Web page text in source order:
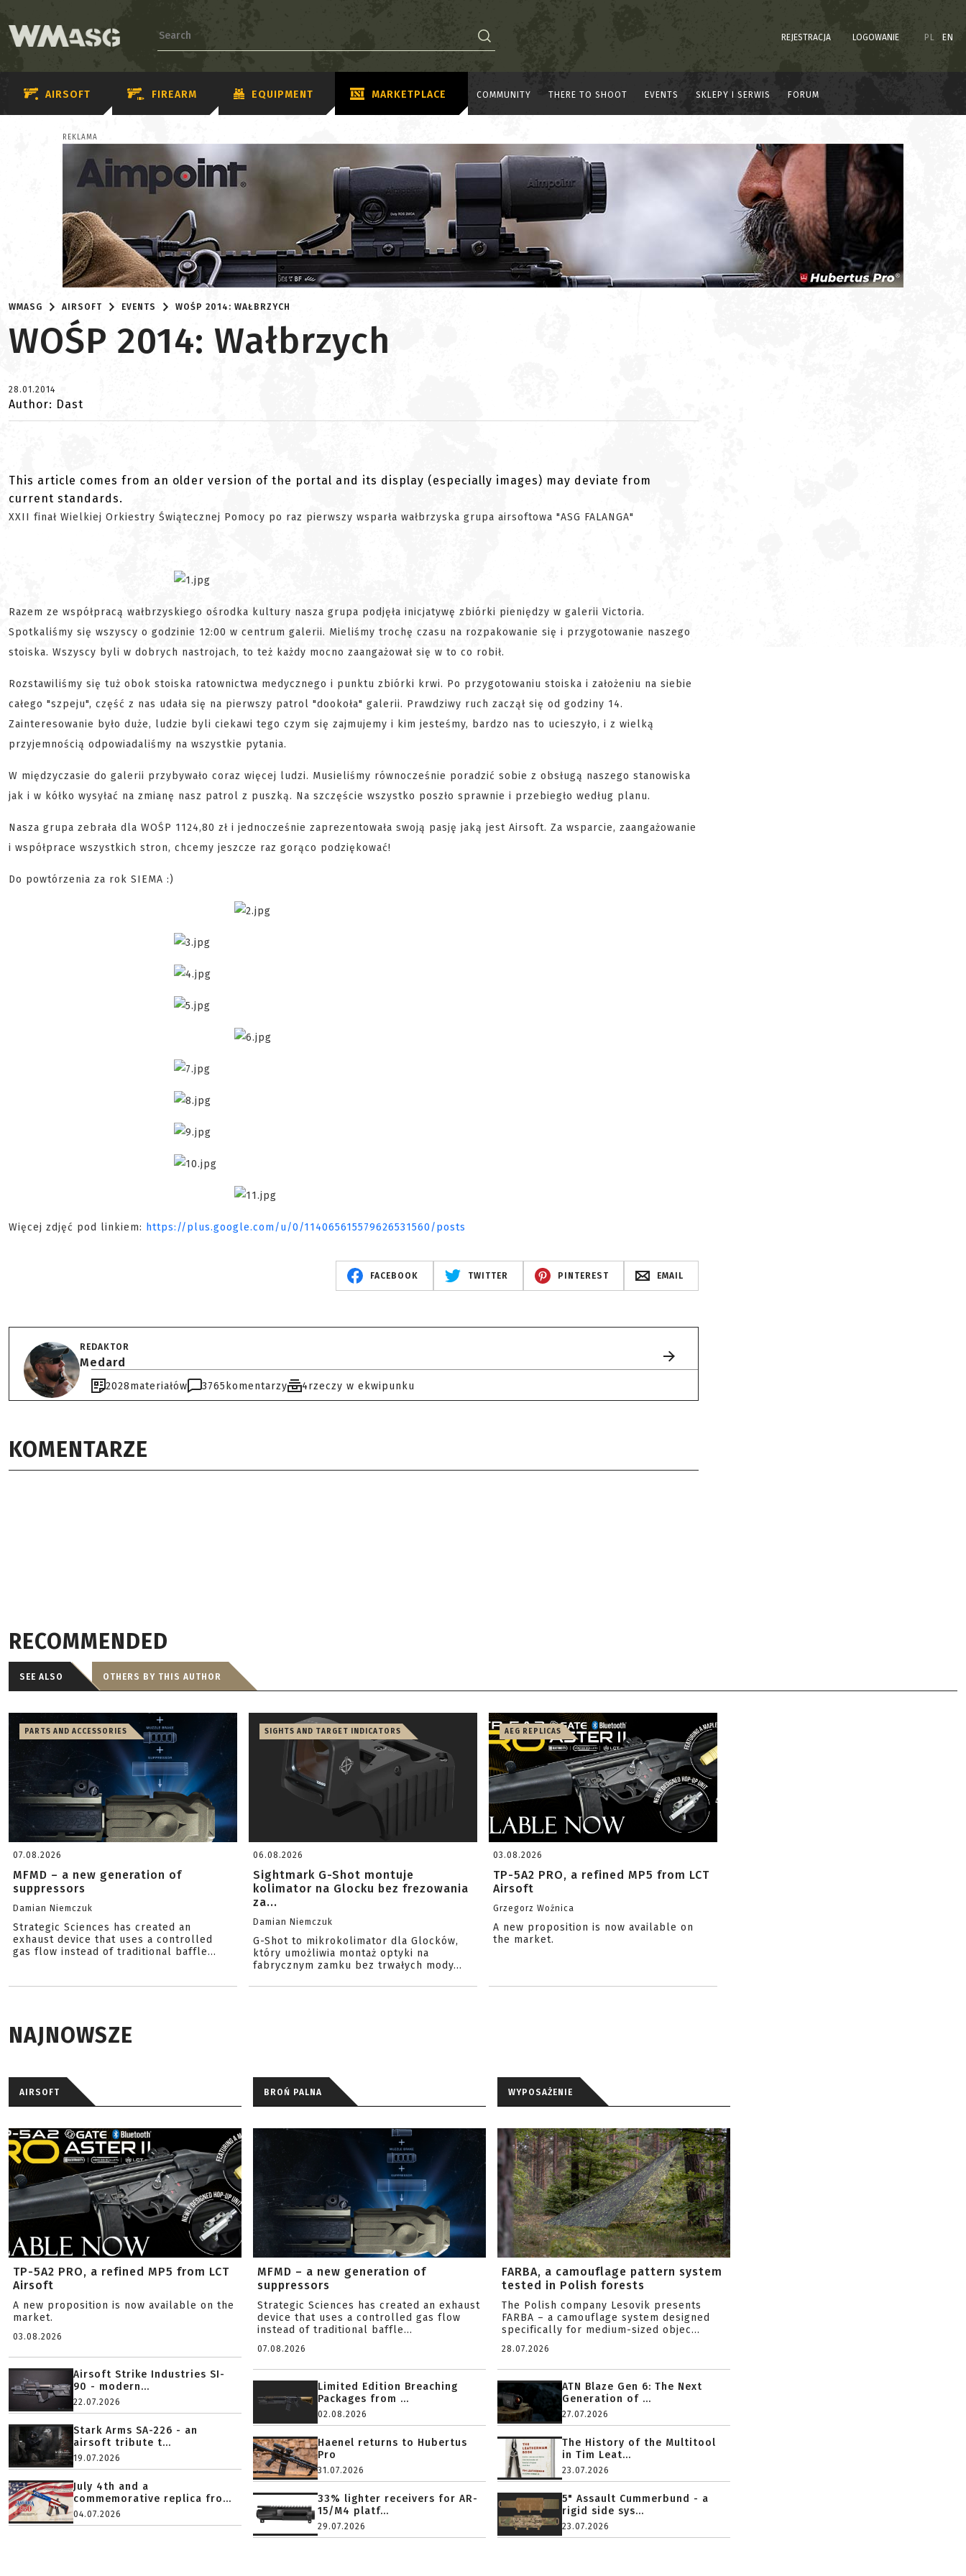
REJESTRACJA LOGOWANIE PL EN
AIRSOFT FIREARM EQUIPMENT MARKETPLACE COMMUNITY THERE TO SHOOT EVENTS SKLEPY I SERWIS FORUM
REKLAMA
WMASG AIRSOFT EVENTS WOŚP 2014: WAŁBRZYCH
WOŚP 2014: Wałbrzych
28.01.2014
Author: Dast
This article comes from an older version of the portal and its display (especially images) may deviate from
current standards.
XXII finał Wielkiej Orkiestry Świątecznej Pomocy po raz pierwszy wsparła wałbrzyska grupa airsoftowa "ASG FALANGA"
Razem ze współpracą wałbrzyskiego ośrodka kultury nasza grupa podjęła inicjatywę zbiórki pieniędzy w galerii Victoria.
Spotkaliśmy się wszyscy o godzinie 12:00 w centrum galerii. Mieliśmy trochę czasu na rozpakowanie się i przygotowanie naszego
stoiska. Wszyscy byli w dobrych nastrojach, to też każdy mocno zaangażował się w to co robił.
Rozstawiliśmy się tuż obok stoiska ratownictwa medycznego i punktu zbiórki krwi. Po przygotowaniu stoiska i założeniu na siebie
całego "szpeju", część z nas udała się na pierwszy patrol "dookoła" galerii. Prawdziwy ruch zaczął się od godziny 14.
Zainteresowanie było duże, ludzie byli ciekawi tego czym się zajmujemy i kim jesteśmy, bardzo nas to ucieszyło, i z wielką
przyjemnością odpowiadaliśmy na wszystkie pytania.
W międzyczasie do galerii przybywało coraz więcej ludzi. Musieliśmy równocześnie poradzić sobie z obsługą naszego stanowiska
jak i w kółko wysyłać na zmianę nasz patrol z puszką. Na szczęście wszystko poszło sprawnie i przebiegło według planu.
Nasza grupa zebrała dla WOŚP 1124,80 zł i jednocześnie zaprezentowała swoją pasję jaką jest Airsoft. Za wsparcie, zaangażowanie
i współprace wszystkich stron, chcemy jeszcze raz gorąco podziękować!
Do powtórzenia za rok SIEMA :)
Więcej zdjęć pod linkiem: https://plus.google.com/u/0/114065615579626531560/posts
FACEBOOK TWITTER PINTEREST EMAIL
REDAKTOR
Medard
2028materiałów 3765 komentarzy 4rzeczy w ekwipunku
KOMENTARZE
RECOMMENDED
SEE ALSO OTHERS BY THIS AUTHOR
PARTS AND ACCESSORIES
07.08.2026
MFMD – a new generation of
suppressors
Damian Niemczuk
Strategic Sciences has created an
exhaust device that uses a controlled
gas flow instead of traditional baffle...
SIGHTS AND TARGET INDICATORS
06.08.2026
Sightmark G-Shot montuje
kolimator na Glocku bez frezowania
za...
Damian Niemczuk
G-Shot to mikrokolimator dla Glocków,
który umożliwia montaż optyki na
fabrycznym zamku bez trwałych mody...
AEG REPLICAS
03.08.2026
TP-5A2 PRO, a refined MP5 from LCT
Airsoft
Grzegorz Woźnica
A new proposition is now available on
the market.
NAJNOWSZE
AIRSOFT
TP-5A2 PRO, a refined MP5 from LCT
Airsoft
A new proposition is now available on the
market.
03.08.2026
Airsoft Strike Industries SI-
90 - modern...
22.07.2026
Stark Arms SA-226 - an
airsoft tribute t...
19.07.2026
July 4th and a
commemorative replica fro...
04.07.2026
BROŃ PALNA
MFMD – a new generation of
suppressors
Strategic Sciences has created an exhaust
device that uses a controlled gas flow
instead of traditional baffle...
07.08.2026
Limited Edition Breaching
Packages from ...
02.08.2026
Haenel returns to Hubertus
Pro
31.07.2026
33% lighter receivers for AR-
15/M4 platf...
29.07.2026
WYPOSAŻENIE
FARBA, a camouflage pattern system
tested in Polish forests
The Polish company Lesovik presents
FARBA – a camouflage system designed
specifically for medium-sized objec...
28.07.2026
ATN Blaze Gen 6: The Next
Generation of ...
27.07.2026
The History of the Multitool
in Tim Leat...
23.07.2026
5" Assault Cummerbund - a
rigid side sys...
23.07.2026